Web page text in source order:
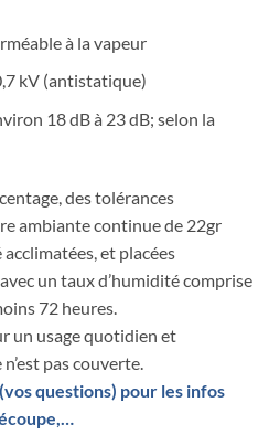
à la vapeur
kV (antistatique)
18 dB à 23 dB; selon la
des tolérances
ambiante continue de 22gr
et placées
un taux d’humidité comprise
72 heures.
un usage quotidien et
pas couverte.
questions) pour les infos